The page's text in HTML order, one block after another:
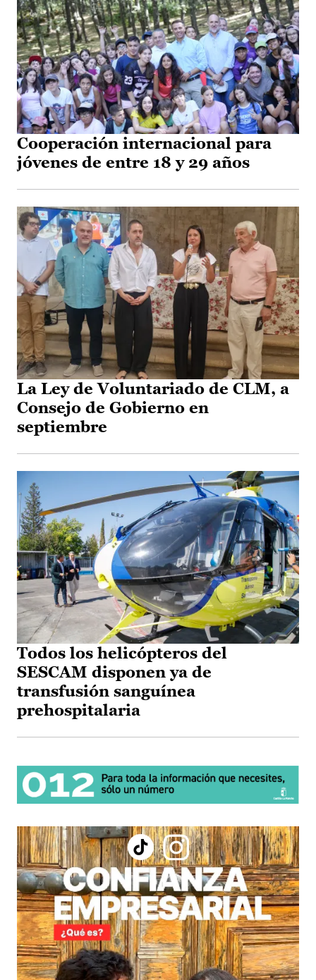
Cooperación internacional para
jóvenes de entre 18 y 29 años
La Ley de Voluntariado de CLM, a
Consejo de Gobierno en
septiembre
Todos los helicópteros del
SESCAM disponen ya de
transfusión sanguínea
prehospitalaria